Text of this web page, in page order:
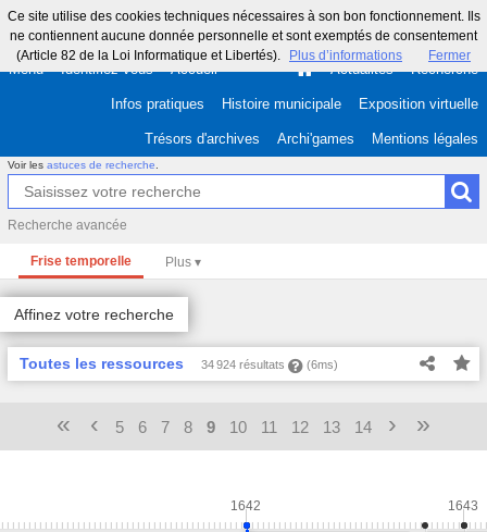
Ce site utilise des cookies techniques nécessaires à son bon fonctionnement. Ils
ne contiennent aucune donnée personnelle et sont exemptés de consentement
(Article 82 de la Loi Informatique et Libertés).
Plus d’informations Fermer
Menu Identifiez-vous Accueil Actualités Recherche
Infos pratiques Histoire municipale Exposition virtuelle
Trésors d'archives Archi'games Mentions légales
Voir les astuces de recherche
Recherche avancée
Frise temporelle
Affinez votre recherche
Toutes les ressources 34 924 résultats (6ms)
« ‹ 5 6 7 8 9 10 11 12 13 14 › »
1642 1643